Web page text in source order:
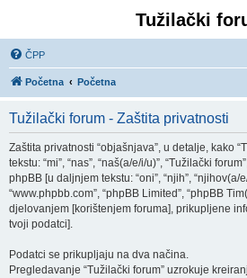
Tužilački
ČPP
Početna Početna
Tužilački forum - Zaštita privatnosti
Zaštita privatnosti “objašnjava”, u detalje, kako
tekstu: “mi”, “nas”, “naš(a/e/i/u)”, “Tužilački
phpBB [u daljnjem tekstu: “oni”, “njih”, “njihov(a/
“www.phpbb.com”, “phpBB Limited”, “phpBB
djelovanjem [korištenjem foruma], prikupljene
tvoji podatci].
Podatci se prikupljaju na dva načina.
Pregledavanje “Tužilački forum” uzrokuje